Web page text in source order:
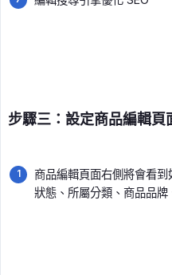
步驟三：設定商品編輯頁
商品編輯頁面右側將會看
狀態、所屬分類、商品品